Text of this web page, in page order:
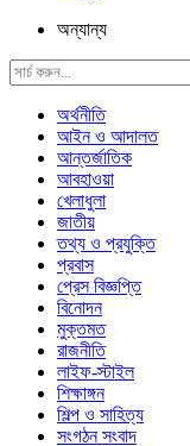
অন্যান্য
অর্থনীতি
আইন ও আদালত
আন্তর্জাতিক
আবহাওয়া
খেলাধুলা
জাতীয়
তথ্য ও প্রযুক্তি
প্রবাস
প্রেস বিজ্ঞপ্তি
বিনোদন
মুক্তমত
রাজনীতি
লাইফ-স্টাইল
শিক্ষাঙ্গন
শিল্প ও সাহিত্য
সংগঠন সংবাদ